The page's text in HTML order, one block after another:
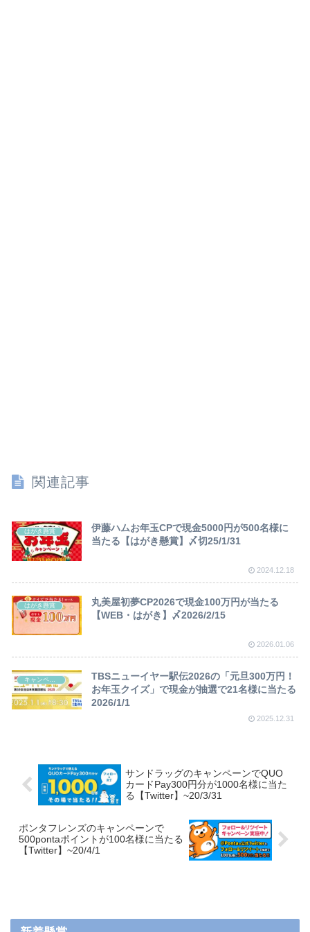
関連記事
はがき懸賞
伊藤ハムお年玉CPで現金5000円が500名様に
当たる【はがき懸賞】〆切25/1/31
2024.12.18
はがき懸賞
丸美屋初夢CP2026で現金100万円が当たる
【WEB・はがき】〆2026/2/15
2026.01.06
TBSニューイヤー駅伝2026の「元旦300万円！
お年玉クイズ」で現金が抽選で21名様に当たる
2026/1/1
2025.12.31
サンドラッグのキャンペーンでQUO
カードPay300円分が1000名様に当た
る【Twitter】~20/3/31
ポンタフレンズのキャンペーンで
500pontaポイントが100名様に当たる
【Twitter】~20/4/1